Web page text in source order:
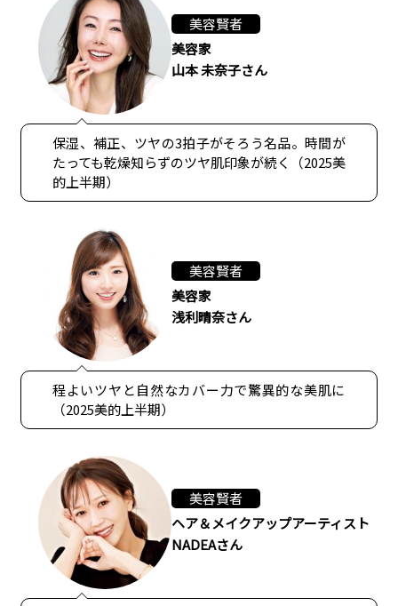
美容賢者
美容家
山本 未奈子さん
保湿、補正、ツヤの3拍子がそろう名品。時間が
たっても乾燥知らずのツヤ肌印象が続く（2025美
的上半期）
美容賢者
美容家
浅利晴奈さん
程よいツヤと自然なカバー力で驚異的な美肌に
（2025美的上半期）
美容賢者
ヘア＆メイクアップアーティスト
NADEAさん